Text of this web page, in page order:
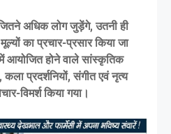
अधिक लोग जुड़ेंगे, उतनी ही
का प्रचार-प्रसार किया जा
आयोजित होने वाले सांस्कृतिक
कला प्रदर्शनियों, संगीत एवं नृत्य
विमर्श किया गया।